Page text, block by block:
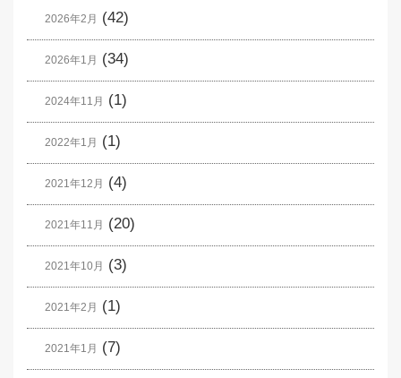
2026年2月 (42)
2026年1月 (34)
2024年11月 (1)
2022年1月 (1)
2021年12月 (4)
2021年11月 (20)
2021年10月 (3)
2021年2月 (1)
2021年1月 (7)